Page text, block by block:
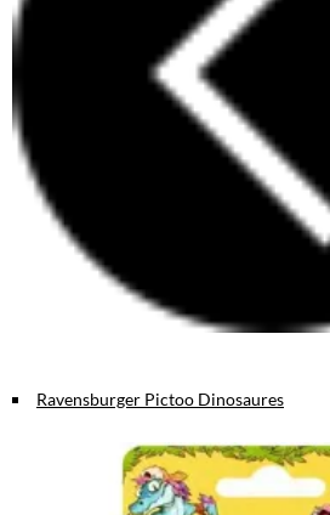
Ravensburger Pictoo Dinosaures